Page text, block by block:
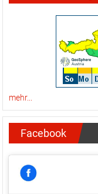
mehr...
Facebook